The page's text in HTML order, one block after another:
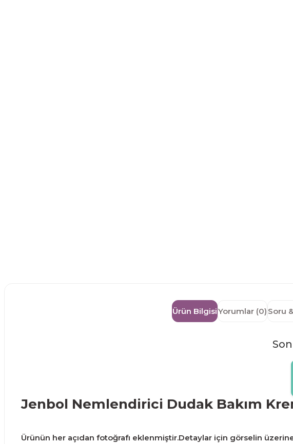
Ürün BilgisiYorumlar (0) Soru
Jenbol Nemlendirici Dudak Bakım
Ürünün her açıdan fotoğrafı eklenmiştir.Detaylar için görselin